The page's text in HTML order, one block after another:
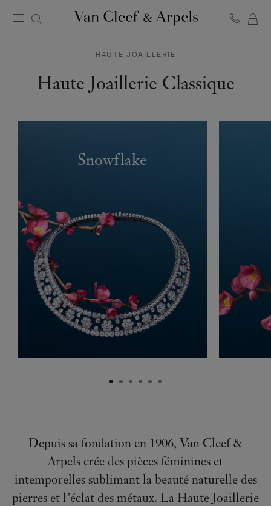
de
Cleef
HAUTE JOAILLERIE
Haute Joaillerie Classique
Snowflake
Depuis sa fondation en 1906, Van Cleef &
Arpels crée des pièces féminines et
intemporelles sublimant la beauté naturelle des
pierres et l’éclat des métaux. La Haute Joaillerie